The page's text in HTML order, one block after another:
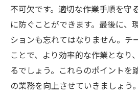
不可欠です。適切な作業手順を守
に防ぐことができます。最後に、
ションも忘れてはなりません。チ
ことで、より効率的な作業となり
るでしょう。これらのポイントを
の業務を向上させていきましょう。